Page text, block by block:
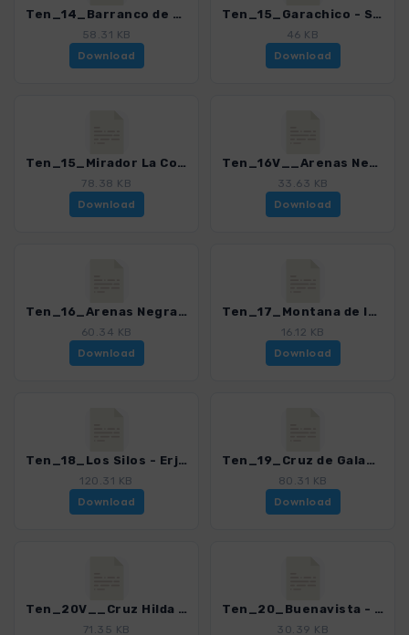
Ten_14_Barranco de Ruiz - San Juan de la Rambla_4016_15.gpx
58.31 KB
Download
Ten_15_Garachico - San Juan del Reparo_4016_15.gpx
46 KB
Download
Ten_15_Mirador La Corona - La Guancha_4016_15.gpx
78.38 KB
Download
Ten_16V__Arenas Negras - Volcan Garachico_4016_15.gpx
33.63 KB
Download
Ten_16_Arenas Negras - Chinyero_4016_15.gpx
60.34 KB
Download
Ten_17_Montana de la Botija - Montana Samara_4016_15.gpx
16.12 KB
Download
Ten_18_Los Silos - Erjos_4016_15.gpx
120.31 KB
Download
Ten_19_Cruz de Gala_4016_15.gpx
80.31 KB
Download
Ten_20V__Cruz Hilda - Morro de la Galera_4016_15.gpx
71.35 KB
Ten_20_Buenavista - El Palmar - Masca_4016_15.gpx
30.39 KB